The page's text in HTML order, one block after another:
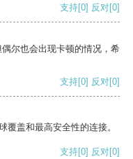
支持[0] 反对[0]
尔也会出现卡顿的情况，希
支持[0] 反对[0]
覆盖和最高安全性的连接。
支持[0] 反对[0]